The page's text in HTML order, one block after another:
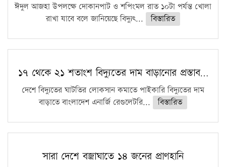
ঈদুল আজহা উপলক্ষে দোকানপাট ও শপিংমল রাত ১০টা পর্যন্ত খোলা
রাখা যাবে বলে জানিয়েছে বিদ্যুৎ...
বিস্তারিত
১৭ থেকে ২১ শতাংশ বিদ্যুতের দাম বাড়ানোর প্রস্তাব…
দেশে বিদ্যুতের ঘাটতির লোকসান কমাতে পাইকারি বিদ্যুতের দাম
বাড়াতে বাংলাদেশ এনার্জি রেগুলেটরি...
বিস্তারিত
সারা দেশে বজ্রাঘাতে ১৪ জনের প্রাণহানি